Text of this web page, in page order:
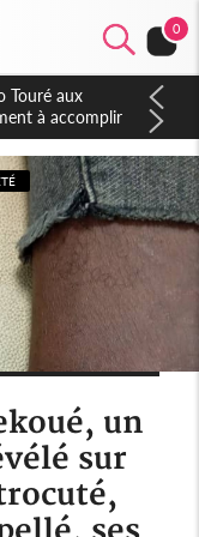
0
en
exclu d'avance
un
sur